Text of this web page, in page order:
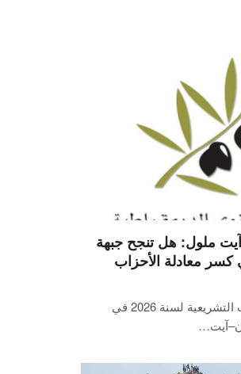
ملول: هل تنجح جبهة
كسر معادلة الأحزاب
مع اقتراب موعد الانتخابات التشريعية لسنة 2026 في